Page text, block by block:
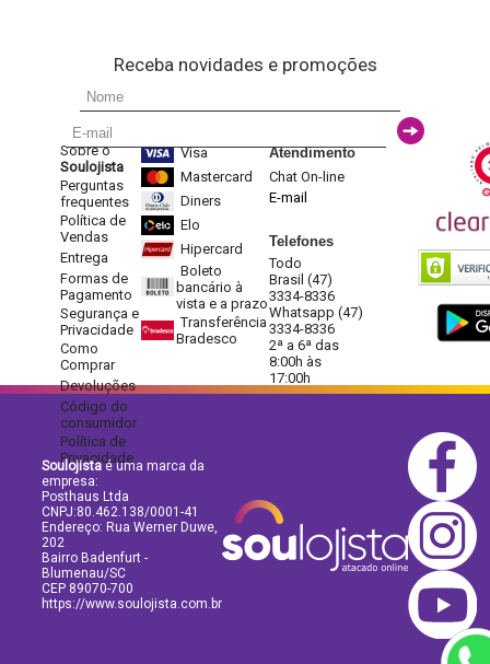
Receba novidades e promoções
Sobre o
Soulojista
Perguntas
frequentes
Política de
Vendas
Entrega
Formas de
Pagamento
Segurança e
Privacidade
Como
Comprar
Devoluções
Código do
consumidor
Política de
Privacidade
Visa
Mastercard
Diners
Elo
Hipercard
Boleto
bancário à
vista e a prazo
Transferência
Bradesco
Atendimento
Chat On-line
E-mail
Telefones
Todo
Brasil (47)
3334-8336
Whatsapp (47)
3334-8336
2ª a 6ª das
8:00h às
17:00h
Soulojistaé uma marca da
empresa:
Posthaus Ltda
CNPJ:80.462.138/0001-41
Endereço: Rua Werner Duwe,
202
Bairro Badenfurt -
Blumenau/SC
CEP 89070-700
https://www.soulojista.com.br